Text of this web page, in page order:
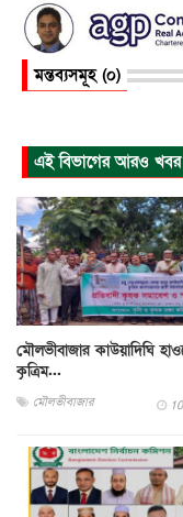
মন্তব্যসমূহ (০)
এই বিভাগের আরও খবর
মৌলভীবাজার কাউয়াদিঘি
কৃত্রিম...
মৌলভীবাজার